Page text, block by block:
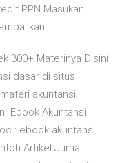
PPN Masukan
300+ Materinya Disini
dasar di situs
akuntansi
Ebook Akuntansi
: ebook akuntansi
Artikel Jurnal